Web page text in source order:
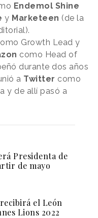
Endemol Shine
y Marketeen (de la
Growth Lead y
como Head of
durante dos años
a Twitter como
y de allí pasó a
Presidenta de
de mayo
el León
Lions 2022